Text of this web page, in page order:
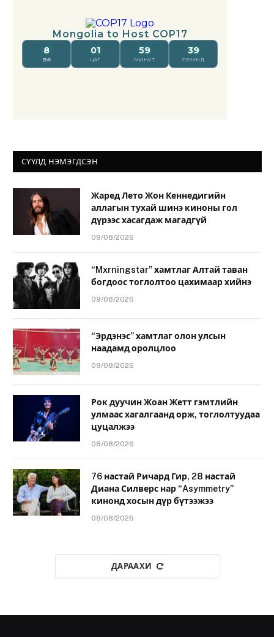
СҮҮЛД НЭМЭГДСЭН
Жаред Лето Жон Кеннедигийн
аллагын тухай шинэ киноны гол
дүрээс хасагдаж магадгүй
09/08/2026
“Mxrningstar” хамтлаг Алтай таван
богдоос тоглолтоо цахимаар хийнэ
09/08/2026
“Эрдэнэс” хамтлаг олон улсын
наадамд оролцлоо
09/08/2026
Рок дуучин Жоан Жетт гэмтлийн
улмаас хагалгаанд орж, тоглолтуудаа
цуцалжээ
08/08/2026
76 настай Ричард Гир, 28 настай
Диана Силверс нар “Asymmetry”
кинонд хосын дүр бүтээжээ
08/08/2026
ДАРААХИ